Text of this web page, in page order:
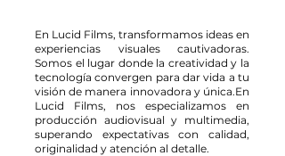
En Lucid Films, transformamos ideas en
experiencias visuales cautivadoras.
Somos el lugar donde la creatividad y la
tecnología convergen para dar vida a tu
visión de manera innovadora y única.En
Lucid Films, nos especializamos en
producción audiovisual y multimedia,
superando expectativas con calidad,
originalidad y atención al detalle.